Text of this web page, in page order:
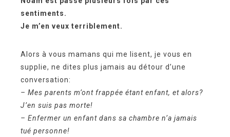
sentiments.
Je m’en veux terriblement.
Alors à vous mamans qui me lisent, je vous en
supplie, ne dites plus jamais au détour d’une
conversation:
– Mes parents m’ont frappée étant enfant, et alors?
J’en suis pas morte!
– Enfermer un enfant dans sa chambre n’a jamais
tué personne!